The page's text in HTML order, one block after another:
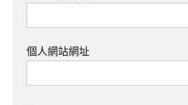
個人網站網址